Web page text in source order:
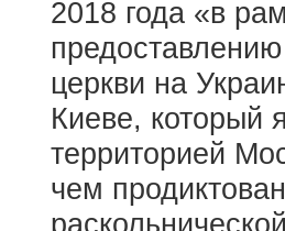
2018 года «в
церкви на
Киеве, который
территорией
чем